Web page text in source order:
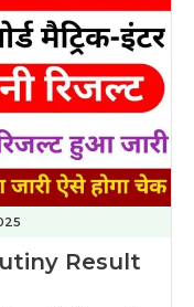
Result